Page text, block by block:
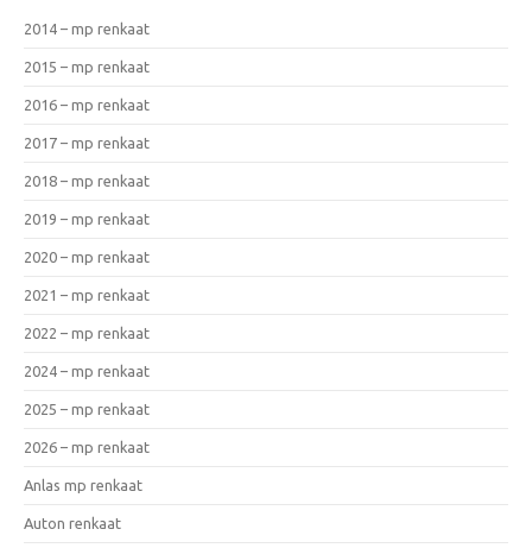
2014 – mp renkaat
2015 – mp renkaat
2016 – mp renkaat
2017 – mp renkaat
2018 – mp renkaat
2019 – mp renkaat
2020 – mp renkaat
2021 – mp renkaat
2022 – mp renkaat
2024 – mp renkaat
2025 – mp renkaat
2026 – mp renkaat
Anlas mp renkaat
Auton renkaat